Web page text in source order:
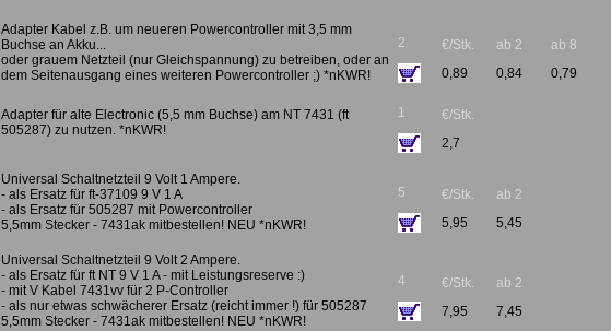
Adapter Kabel z.B. um neueren Powercontroller mit 3,5 mm
Buchse an Akku...
oder grauem Netzteil (nur Gleichspannung) zu betreiben, oder an
dem Seitenausgang eines weiteren Powercontroller ;) *nKWR!
2
€/Stk.
0,89
ab 2
0,84
ab 8
0,79
Adapter für alte Electronic (5,5 mm Buchse) am NT 7431 (ft
505287) zu nutzen. *nKWR!
1
€/Stk.
2,7
Universal Schaltnetzteil 9 Volt 1 Ampere.
- als Ersatz für ft-37109 9 V 1 A
- als Ersatz für 505287 mit Powercontroller
5,5mm Stecker - 7431ak mitbestellen! NEU *nKWR!
5
€/Stk.
5,95
ab 2
5,45
Universal Schaltnetzteil 9 Volt 2 Ampere.
- als Ersatz für ft NT 9 V 1 A - mit Leistungsreserve :)
- mit V Kabel 7431vv für 2 P-Controller
- als nur etwas schwächerer Ersatz (reicht immer !) für 505287
5,5mm Stecker - 7431ak mitbestellen! NEU *nKWR!
4
€/Stk.
7,95
ab 2
7,45